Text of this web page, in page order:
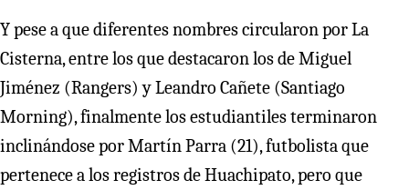
Y pese a que diferentes nombres circularon por La
Cisterna, entre los que destacaron los de Miguel
Jiménez (Rangers) y Leandro Cañete (Santiago
Morning), finalmente los estudiantiles terminaron
inclinándose por Martín Parra (21), futbolista que
pertenece a los registros de Huachipato, pero que